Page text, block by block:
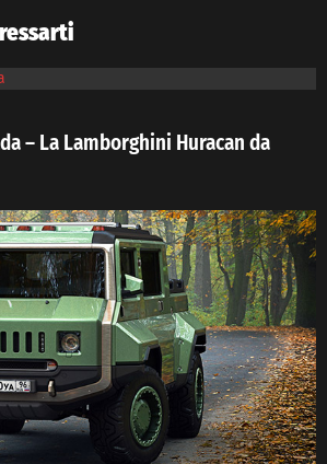
– La Lamborghini Huracan da